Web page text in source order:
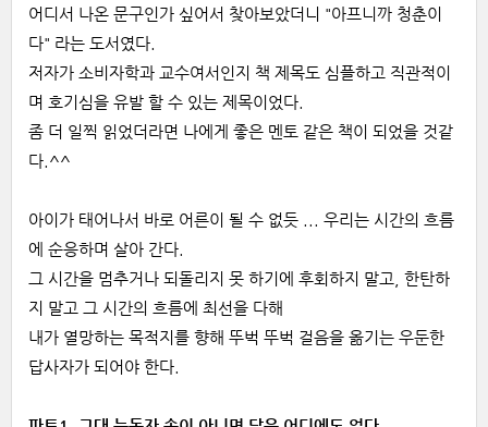
어디서 나온 문구인가 싶어서 찾아보았더니 "아프니까 청춘이
다" 라는 도서였다.
저자가 소비자학과 교수여서인지 책 제목도 심플하고 직관적이
며 호기심을 유발 할 수 있는 제목이었다.
좀 더 일찍 읽었더라면 나에게 좋은 멘토 같은 책이 되었을 것같
다.^^
아이가 태어나서 바로 어른이 될 수 없듯 ... 우리는 시간의 흐름
에 순응하며 살아 간다.
그 시간을 멈추거나 되돌리지 못 하기에 후회하지 말고, 한탄하
지 말고 그 시간의 흐름에 최선을 다해
내가 열망하는 목적지를 향해 뚜벅 뚜벅 걸음을 옮기는 우둔한
답사자가 되어야 한다.